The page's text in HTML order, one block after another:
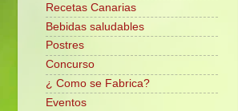
Recetas Canarias
Bebidas saludables
Postres
Concurso
¿ Como se Fabrica?
Eventos